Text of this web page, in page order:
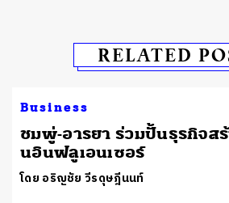
RELATED
Business
ชมพู่-อารยา ร่วมปั้นธุรกิจส
นอินฟลูเอนเซอร์
โดย อริญชัย วีรดุษฎีนนท์